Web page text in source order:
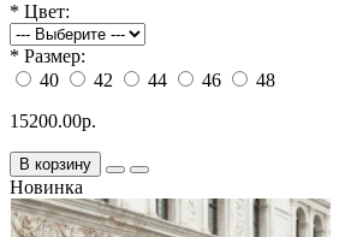
* Цвет:
* Размер:
40
42 44 46
48
15200.00р.
В корзину
Новинка